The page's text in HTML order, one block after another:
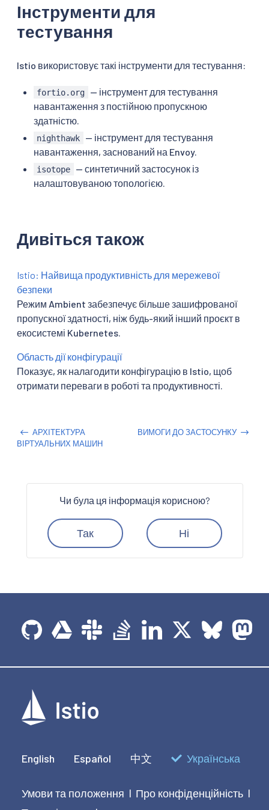
Інструменти для
тестування
Istio використовує такі інструменти для тестування:
fortio.org
— інструмент для тестування
навантаження з постійною пропускною
здатністю.
nighthawk
— інструмент для тестування
навантаження, заснований на Envoy.
isotope
— синтетичний застосунок із
налаштовуваною топологією.
Дивіться також
Istio: Найвища продуктивність для мережевої
безпеки
Режим Ambient забезпечує більше зашифрованої
пропускної здатності, ніж будь-який інший проєкт в
екосистемі Kubernetes.
Область дії конфігурації
Показує, як налагодити конфігурацію в Istio, щоб
отримати переваги в роботі та продуктивності.
АРХІТЕКТУРА
ВІРТУАЛЬНИХ МАШИН
ВИМОГИ ДО ЗАСТОСУНКУ
Чи була ця інформація корисною?
Так Ні
English Español 中文 Українська
Умови та положення | Про конфіденційність |